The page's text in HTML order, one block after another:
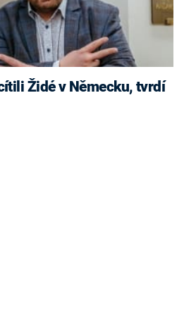
Židé v Německu, tvrdí